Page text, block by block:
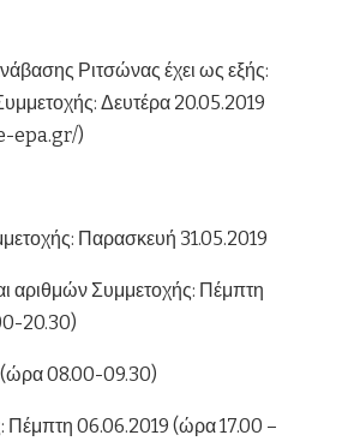
Ριτσώνας έχει ως εξής:
Δευτέρα 20.05.2019
epa.gr/)
Παρασκευή 31.05.2019
αριθμών Συμμετοχής: Πέμπτη
20.30)
08.00-09.30)
Πέμπτη 06.06.2019 (ώρα 17.00 –